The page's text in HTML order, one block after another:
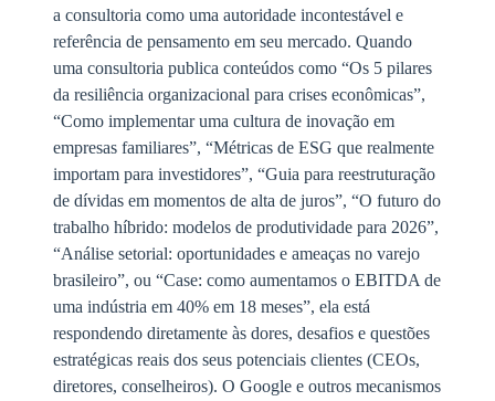
a consultoria como uma autoridade incontestável e
referência de pensamento em seu mercado. Quando
uma consultoria publica conteúdos como “Os 5 pilares
da resiliência organizacional para crises econômicas”,
“Como implementar uma cultura de inovação em
empresas familiares”, “Métricas de ESG que realmente
importam para investidores”, “Guia para reestruturação
de dívidas em momentos de alta de juros”, “O futuro do
trabalho híbrido: modelos de produtividade para 2026”,
“Análise setorial: oportunidades e ameaças no varejo
brasileiro”, ou “Case: como aumentamos o EBITDA de
uma indústria em 40% em 18 meses”, ela está
respondendo diretamente às dores, desafios e questões
estratégicas reais dos seus potenciais clientes (CEOs,
diretores, conselheiros). O Google e outros mecanismos